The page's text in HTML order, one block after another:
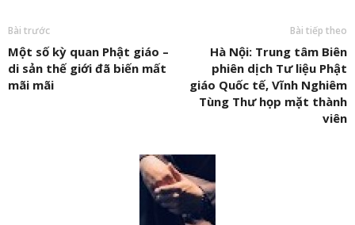
Bài trước
Một số kỳ quan Phật giáo –
di sản thế giới đã biến mất
mãi mãi
Bài tiếp theo
Hà Nội: Trung tâm Biên
phiên dịch Tư liệu Phật
giáo Quốc tế, Vĩnh Nghiêm
Tùng Thư họp mặt thành
viên